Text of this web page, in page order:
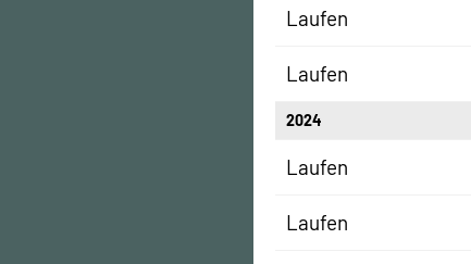
Laufen
Laufen
2024
Laufen
Laufen